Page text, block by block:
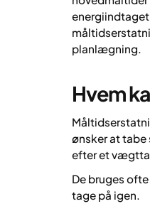
planlægning.
Hvem
ønsker at tabe
efter et
De bruges
tage på igen.